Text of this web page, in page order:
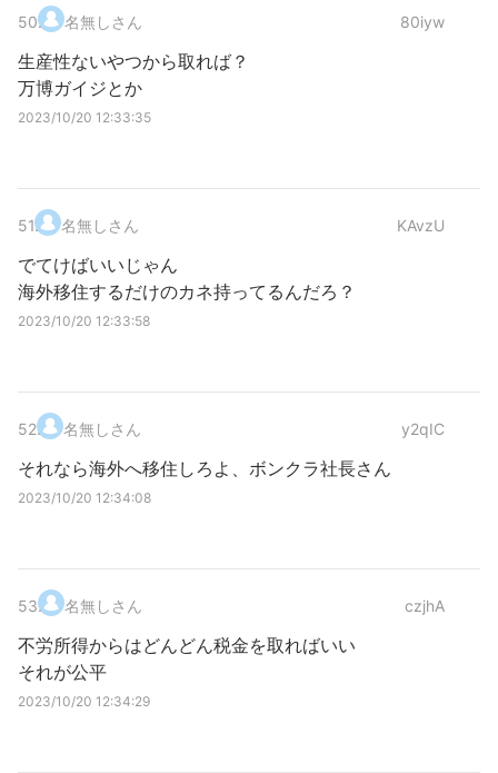
50. 名無しさん 80iyw
生産性ないやつから取れば？
万博ガイジとか
2023/10/20 12:33:35
51. 名無しさん KAvzU
でてけばいいじゃん
海外移住するだけのカネ持ってるんだろ？
2023/10/20 12:33:58
52. 名無しさん y2qIC
それなら海外へ移住しろよ、ボンクラ社長さん
2023/10/20 12:34:08
53. 名無しさん czjhA
不労所得からはどんどん税金を取ればいい
それが公平
2023/10/20 12:34:29